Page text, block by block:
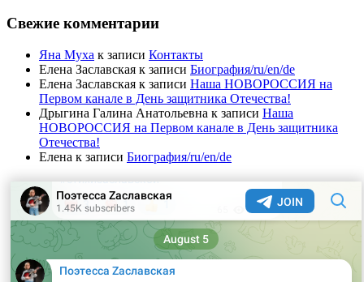
Свежие комментарии
Яна Муха к записи Контакты
Елена Заславская к записи Биография/ru/en/de
Елена Заславская к записи Наша НОВОРОССИЯ на
Первом канале в День защитника Отечества!
Дрыгина Галина Анатольевна к записи Наша
НОВОРОССИЯ на Первом канале в День защитника
Отечества!
Елена к записи Биография/ru/en/de